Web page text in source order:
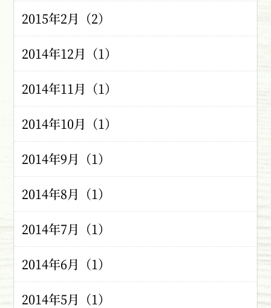
2015年2月（2）
2014年12月（1）
2014年11月（1）
2014年10月（1）
2014年9月（1）
2014年8月（1）
2014年7月（1）
2014年6月（1）
2014年5月（1）